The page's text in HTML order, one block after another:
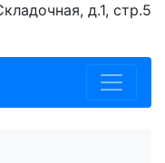
д.1, стр.5